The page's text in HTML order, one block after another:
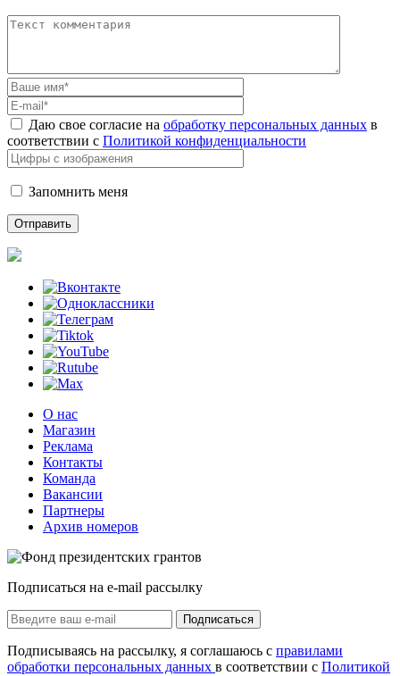
Даю свое согласие на обработку персональных данных в
соответствии с Политикой конфиденциальности
Запомнить меня
О нас
Магазин
Реклама
Контакты
Команда
Вакансии
Партнеры
Архив номеров
Подписаться на e-mail рассылку
Подписаться
Подписываясь на рассылку, я соглашаюсь с правилами
обработки персональных данных в соответствии с Политикой